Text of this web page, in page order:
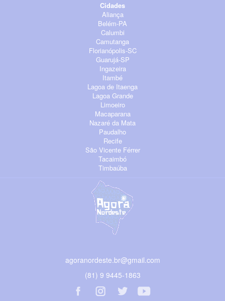
Cidades
Aliança
Belém-PA
Calumbi
Camutanga
Florianópolis-SC
Guarujá-SP
Ingazeira
Itambé
Lagoa de Itaenga
Lagoa Grande
Limoeiro
Macaparana
Nazaré da Mata
Paudalho
Recife
São Vicente Férrer
Tacaimbó
Timbaúba
agoranordeste.br@gmail.com
(81) 9 9445-1863